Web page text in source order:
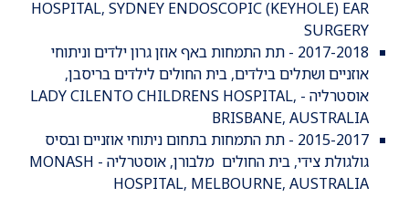
HOSPITAL, SYDNEY ENDOSCOPIC (KEYHOLE) EAR
SURGERY
2017-2018 - תת התמחות באף אוזן גרון ילדים וניתוחי
אוזניים ושתלים בילדים, בית החולים לילדים בריסבן,
אוסטרליה - LADY CILENTO CHILDRENS HOSPITAL,
BRISBANE, AUSTRALIA
2015-2017 - תת התמחות בתחום ניתוחי אוזניים ובסיס
גולגולת צידי, בית החולים מלבורן, אוסטרליה - MONASH
HOSPITAL, MELBOURNE, AUSTRALIA